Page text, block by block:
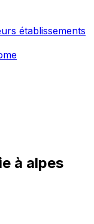
établissements
à alpes